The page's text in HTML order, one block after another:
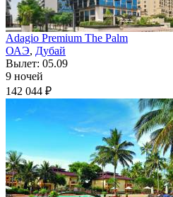
Adagio Premium The Palm
ОАЭ, Дубай
Вылет: 05.09
9 ночей
142 044 ₽